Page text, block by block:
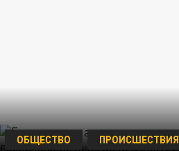
ОБЩЕСТВО ПРОИСШЕСТВИЯ